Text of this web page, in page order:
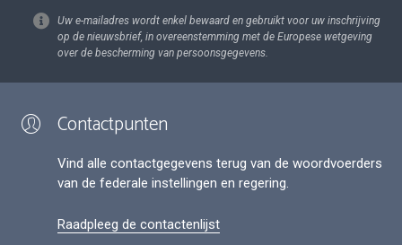
Uw e-mailadres wordt enkel bewaard en gebruikt voor uw inschrijving
op de nieuwsbrief, in overeenstemming met de Europese wetgeving
over de bescherming van persoonsgegevens.
Contactpunten
Vind alle contactgegevens terug van de woordvoerders
van de federale instellingen en regering.
Raadpleeg de contactenlijst